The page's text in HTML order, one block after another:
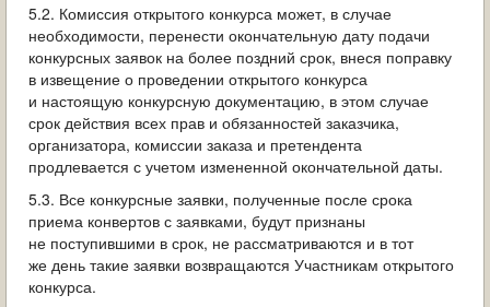
5.2. Комиссия открытого конкурса может, в случае
необходимости, перенести окончательную дату подачи
конкурсных заявок на более поздний срок, внеся поправку
в извещение о проведении открытого конкурса
и настоящую конкурсную документацию, в этом случае
срок действия всех прав и обязанностей заказчика,
организатора, комиссии заказа и претендента
продлевается с учетом измененной окончательной даты.
5.3. Все конкурсные заявки, полученные после срока
приема конвертов с заявками, будут признаны
не поступившими в срок, не рассматриваются и в тот
же день такие заявки возвращаются Участникам открытого
конкурса.